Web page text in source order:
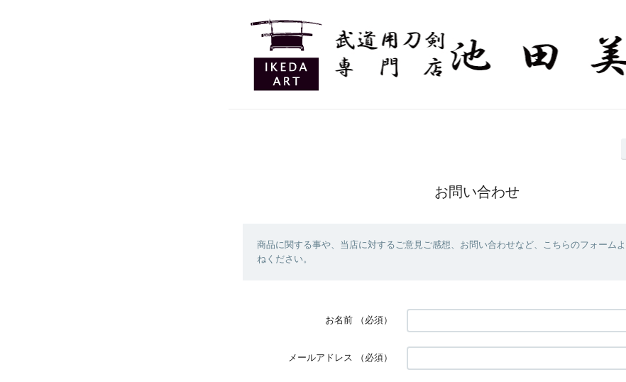
お問い合わせ
商品に関する事や、当店に対するご意見ご感想、お問い合わせなど、こちらのフォーム
ねください。
お名前 （必須）
メールアドレス （必須）